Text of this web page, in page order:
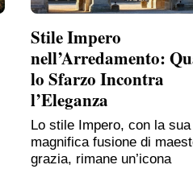
Stile Impero
nell’Arredamento:
lo Sfarzo Incontra
l’Eleganza
Lo stile Impero, con la sua
magnifica fusione di
grazia, rimane un’icona